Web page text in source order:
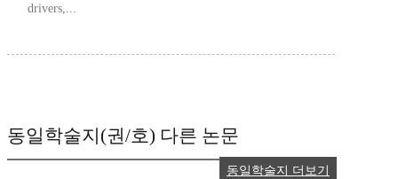
drivers,...
동일학술지(권/호) 다른 논문
동일학술지 더보기